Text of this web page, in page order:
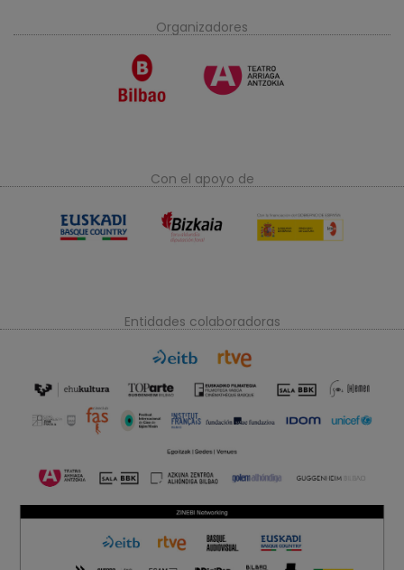
Organizadores
Con el apoyo de
Entidades colaboradoras